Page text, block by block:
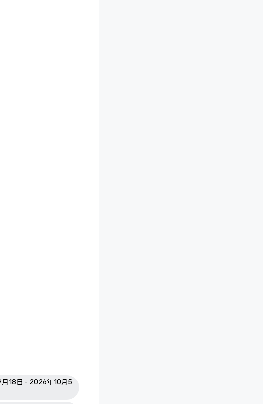
18日 - 2026年10月5